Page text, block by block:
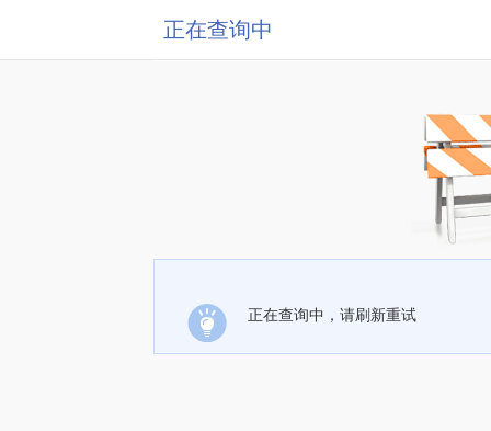
正在查询中
正在查询中，请刷新重试